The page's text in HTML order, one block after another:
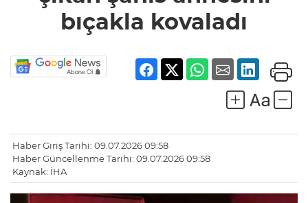
bıçakla kovaladı
Haber Giriş Tarihi: 09.07.2026 09:58
Haber Güncellenme Tarihi: 09.07.2026 09:58
Kaynak: İHA